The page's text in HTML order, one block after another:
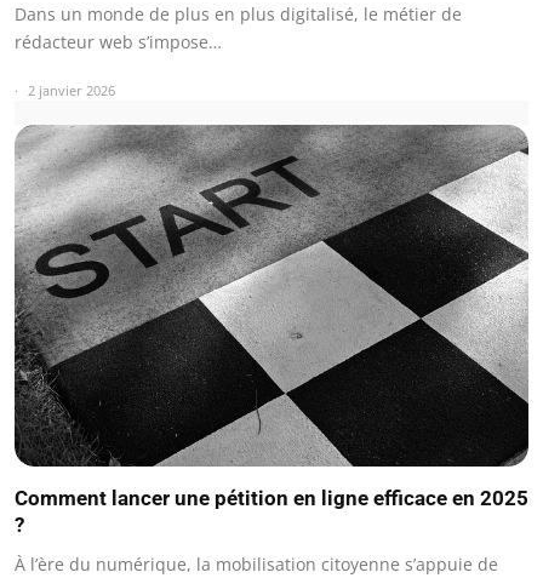
Dans un monde de plus en plus digitalisé, le métier de
rédacteur web s’impose…
2 janvier 2026
Comment lancer une pétition en ligne efficace en 2025
?
À l’ère du numérique, la mobilisation citoyenne s’appuie de